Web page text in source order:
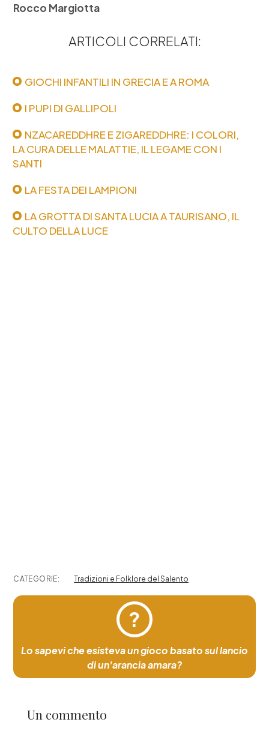
Rocco Margiotta
ARTICOLI CORRELATI:
GIOCHI INFANTILI IN GRECIA E A ROMA
I PUPI DI GALLIPOLI
NZACAREDDHRE E ZIGAREDDHRE: I COLORI,
LA CURA DELLE MALATTIE, IL LEGAME CON I
SANTI
LA FESTA DEI LAMPIONI
LA GROTTA DI SANTA LUCIA A TAURISANO, IL
CULTO DELLA LUCE
CATEGORIE: Tradizioni e Folklore del Salento
?
Lo sapevi che esisteva un gioco basato sul lancio
di un'arancia amara?
Un commento